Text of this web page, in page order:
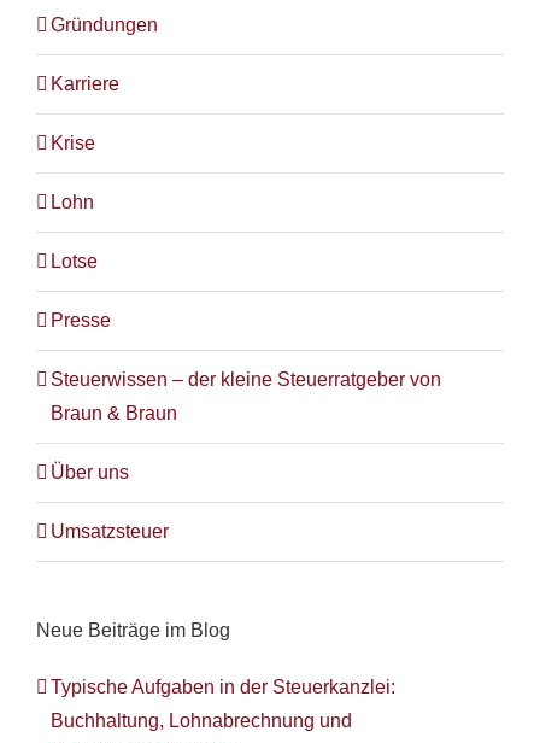
Gründungen
Karriere
Krise
Lohn
Lotse
Presse
Steuerwissen – der kleine Steuerratgeber von
Braun & Braun
Über uns
Umsatzsteuer
Neue Beiträge im Blog
Typische Aufgaben in der Steuerkanzlei:
Buchhaltung, Lohnabrechnung und